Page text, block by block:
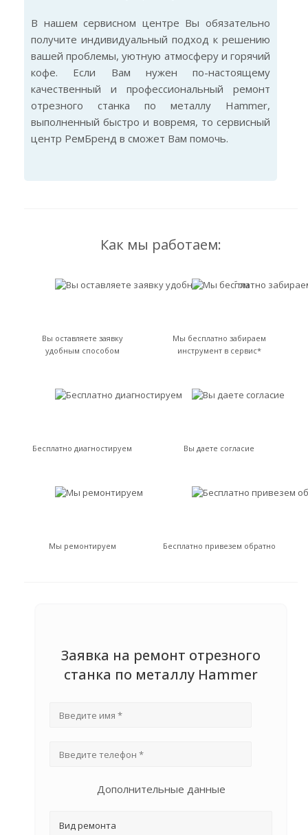
В нашем сервисном центре Вы обязательно
получите индивидуальный подход к решению
вашей проблемы, уютную атмосферу и горячий
кофе. Если Вам нужен по-настоящему
качественный и профессиональный ремонт
отрезного станка по металлу Hammer,
выполненный быстро и вовремя, то сервисный
центр РемБренд в сможет Вам помочь.
Как мы работаем:
Вы оставляете заявку
удобным способом
Мы бесплатно забираем
инструмент в сервис*
Бесплатно диагностируем Вы даете согласие
Мы ремонтируем Бесплатно привезем обратно
Заявка на ремонт отрезного
станка по металлу Hammer
Дополнительные данные
Вид ремонта